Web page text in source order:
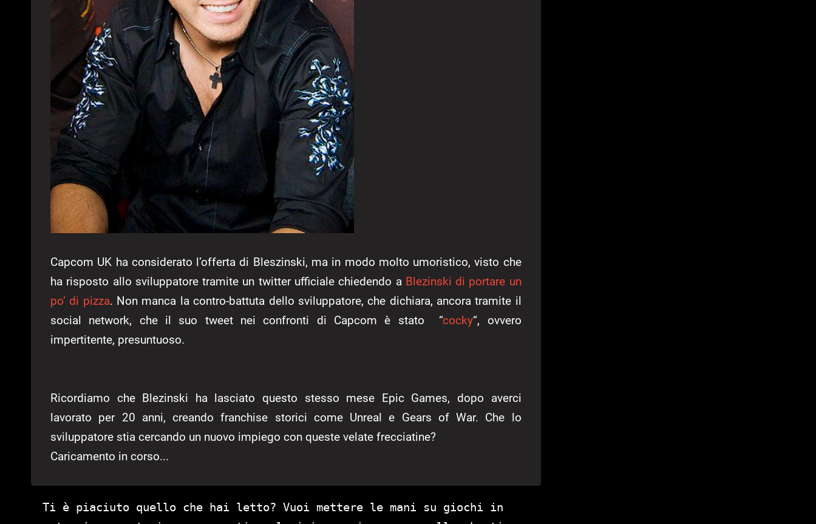
Capcom UK ha considerato l’offerta di Bleszinski, ma in modo molto umoristico, visto che
ha risposto allo sviluppatore tramite un twitter ufficiale chiedendo a Blezinski di portare un
po’ di pizza. Non manca la contro-battuta dello sviluppatore, che dichiara, ancora tramite il
social network, che il suo tweet nei confronti di Capcom è stato “cocky“, ovvero
impertitente, presuntuoso.
Ricordiamo che Blezinski ha lasciato questo stesso mese Epic Games, dopo averci
lavorato per 20 anni, creando franchise storici come Unreal e Gears of War. Che lo
sviluppatore stia cercando un nuovo impiego con queste velate frecciatine?
Caricamento in corso...
Ti è piaciuto quello che hai letto? Vuoi mettere le mani su giochi in